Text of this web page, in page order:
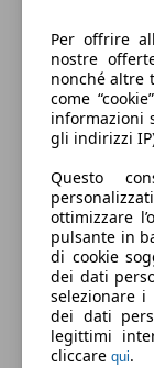
Elettrica/
Carburante
42 g/km
Emissioni di
Per offrire
nostre
nonché altre
come
informazioni
gli indirizzi
Questo
ottimizzare
pulsante in
di cookie
dei dati
selezionare
dei dati
legittimi
cliccare qui.